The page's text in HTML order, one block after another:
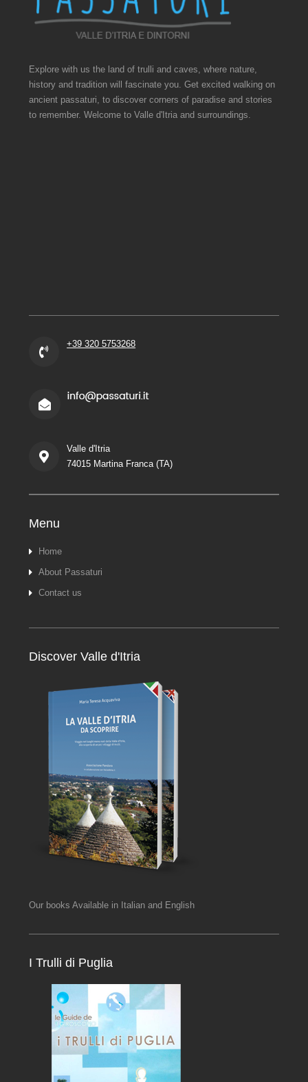
Explore with us the land of trulli and caves, where nature,
history and tradition will fascinate you. Get excited walking on
ancient passaturi, to discover corners of paradise and stories
to remember. Welcome to Valle d'Itria and surroundings.
+39 320 5753268
Valle d'Itria
74015 Martina Franca (TA)
Menu
Home
About Passaturi
Contact us
Discover Valle d'Itria
Our books Available in Italian and English
I Trulli di Puglia